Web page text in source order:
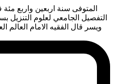
المتوفى سنة اربعين واربع
التفصيل الجامعي لعلوم التنزيل
ويسر قال الفقيه الامام العالم